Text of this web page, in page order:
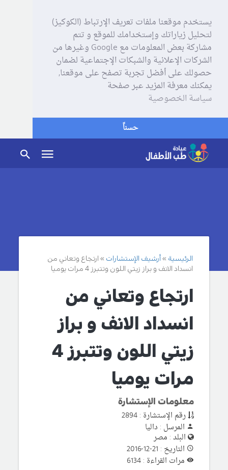
يستخدم موقعنا ملفات تعريف الإرتباط (الكوكيز)
لتحليل زياراتك وإستخدامك للموقع و تتم
مشاركة بعض المعلومات مع Google وغيرها من
الشركات الإعلانية والشبكات الإجتماعية لضمان
حصولك على أفضل تجربة تصفح على موقعنا,
يمكنك معرفة المزيد عبر صفحة
سياسة الخصوصية
حسناً
الرئيسية أرشيف الإستشارات
ارتجاع وتعاني من
انسداد الانف و براز زيتي اللون وتتبرز 4 مرات يوميا
ارتجاع وتعاني من
انسداد الانف و براز
زيتي اللون وتتبرز 4
مرات يوميا
معلومات الإستشارة
رقم الإستشارة : 2894
المرسل : داليا
البلد : مصر
التاريخ : 21-12-2016
مرات القراءة : 6134